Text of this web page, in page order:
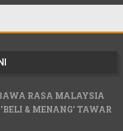
RASA MALAYSIA
& MENANG' TAWAR